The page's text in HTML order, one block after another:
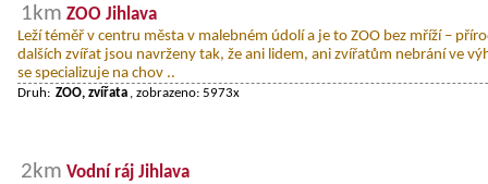
1km ZOO Jihlava
Leží téměř v centru města v malebném údolí a je to ZOO bez mříží –
dalších zvířat jsou navrženy tak, že ani lidem, ani zvířatům nebrání ve
se specializuje na chov ..
Druh: ZOO, zvířata , zobrazeno: 5973x
2km Vodní ráj Jihlava